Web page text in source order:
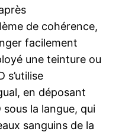
de cohérence,
facilement
une teinture ou
s’utilise
en déposant
la langue, qui
sanguins de la